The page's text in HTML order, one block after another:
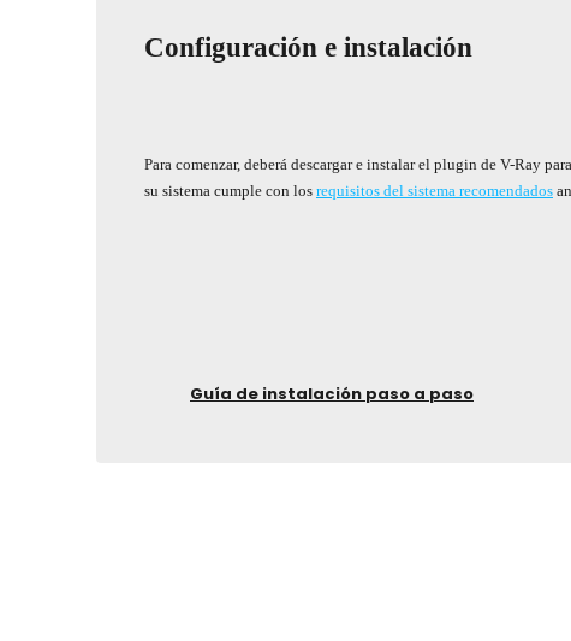
Configuración e instalación
Para comenzar, deberá descargar e instalar el plugin de V-Ray
su sistema cumple con los requisitos del sistema recomendados
Guía de instalación paso a paso